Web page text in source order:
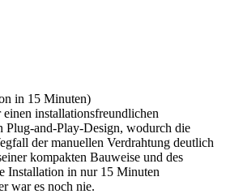
in 15 Minuten)
installationsfreundlichen
Plug-and-Play-Design, wodurch die
der manuellen Verdrahtung deutlich
kompakten Bauweise und des
Installation in nur 15 Minuten
war es noch nie.